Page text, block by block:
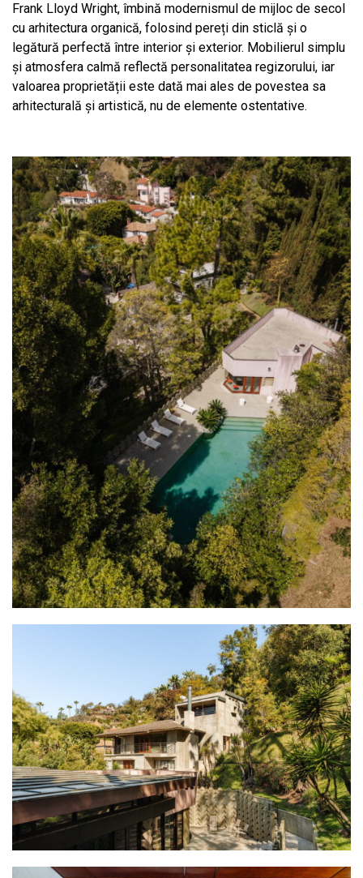
Frank Lloyd Wright, îmbină modernismul de mijloc de secol
cu arhitectura organică, folosind pereți din sticlă și o
legătură perfectă între interior și exterior. Mobilierul simplu
și atmosfera calmă reflectă personalitatea regizorului, iar
valoarea proprietății este dată mai ales de povestea sa
arhitecturală și artistică, nu de elemente ostentative.